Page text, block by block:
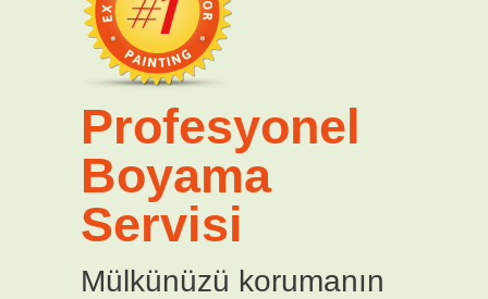
Profesyonel
Boyama
Servisi
Mülkünüzü korumanın